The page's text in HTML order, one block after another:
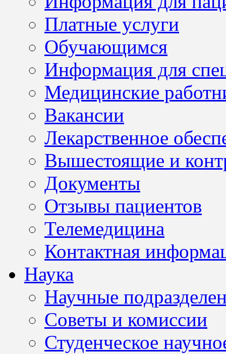
Платные услуги
Обучающимся
Информация для
Медицинские
Вакансии
Лекарственное
Вышестоящие и
Документы
Отзывы пациентов
Телемедицина
Контактная
Наука
Научные
Советы и комиссии
Студенческое